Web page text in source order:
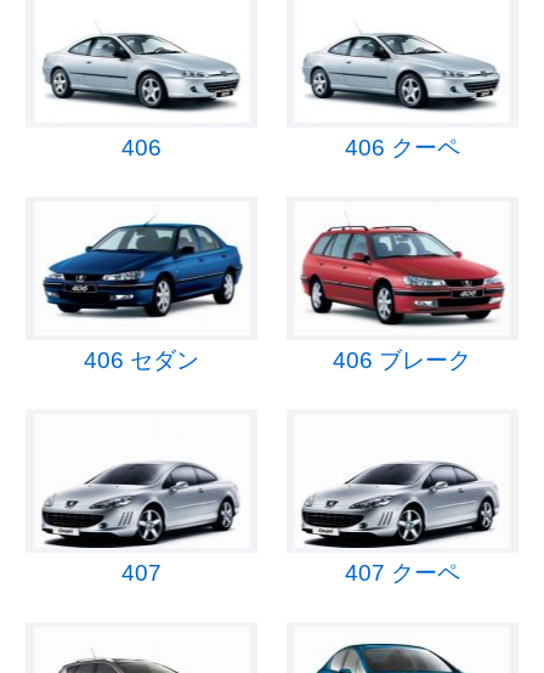
406 406 クーペ
406 セダン 406 ブレーク
407 407 クーペ